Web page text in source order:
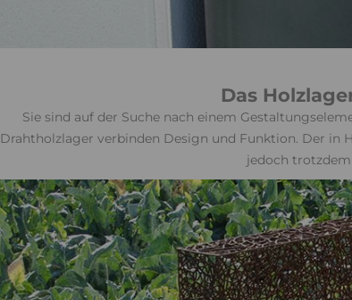
Das
Sie sind auf der Suche nach einem
Drahtholzlager verbinden Design und Funktion. Der
jedoch